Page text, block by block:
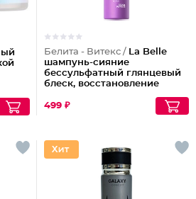
Белита - Витекс / La Belle
шампунь-сияние
бессульфатный глянцевый
блеск, восстановление
499 ₽